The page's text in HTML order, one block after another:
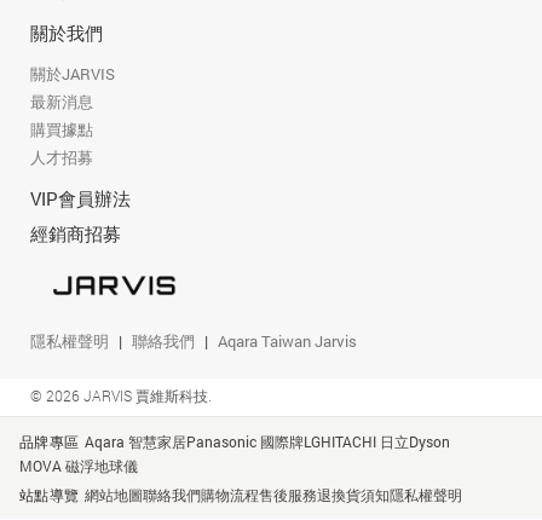
關於我們
關於JARVIS
最新消息
購買據點
人才招募
VIP會員辦法
經銷商招募
隱私權聲明 聯絡我們 Aqara Taiwan Jarvis
© 2026 JARVIS 賈維斯科技.
品牌專區 Aqara 智慧家居Panasonic 國際牌LGHITACHI 日立Dyson
MOVA 磁浮地球儀
站點導覽 網站地圖聯絡我們購物流程售後服務退換貨須知隱私權聲明